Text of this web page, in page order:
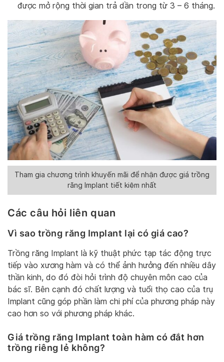
được mở rộng thời gian trả dần trong từ 3 – 6 tháng.
Tham gia chương trình khuyến mãi để nhận được giá trồng
răng Implant tiết kiệm nhất
Các câu hỏi liên quan
Vì sao trồng răng Implant lại có giá cao?
Trồng răng Implant là kỹ thuật phức tạp tác động trực
tiếp vào xương hàm và có thể ảnh hưởng đến nhiều dây
thần kinh, do đó đòi hỏi trình độ chuyên môn cao của
bác sĩ. Bên cạnh đó chất lượng và tuổi thọ cao của trụ
Implant cũng góp phần làm chi phí của phương pháp này
cao hơn so với phương pháp khác.
Giá trồng răng Implant toàn hàm có đắt hơn
trồng riêng lẻ không?